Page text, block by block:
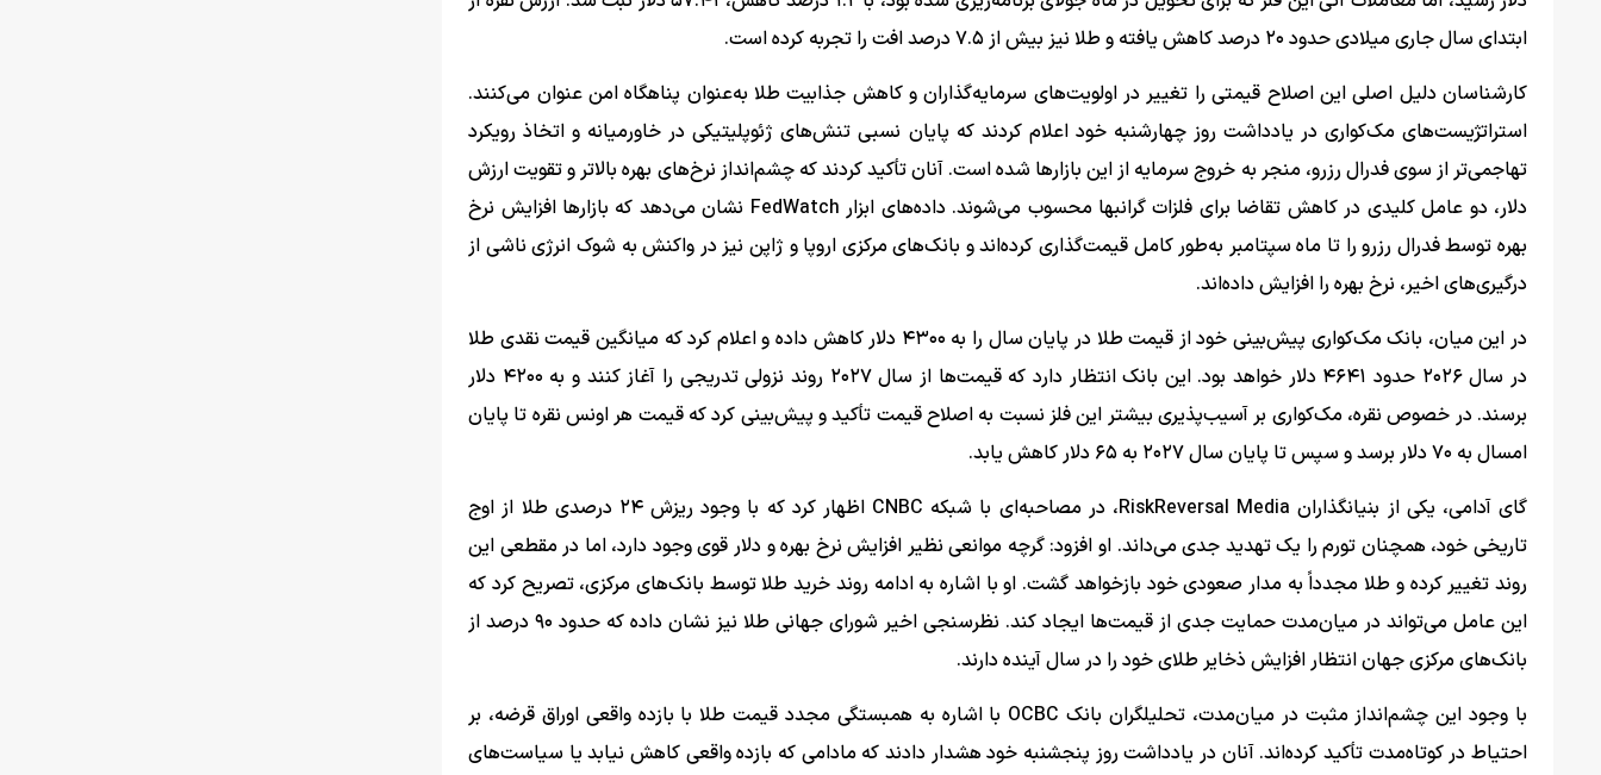
ابتدای سال جاری میلادی حدود ۲۰ درصد کاهش یافته و طلا نیز بیش از ۷.۵ درصد افت را تجربه کرده است.
کارشناسان دلیل اصلی این اصلاح قیمتی را تغییر در اولویت‌های سرمایه‌گذاران و کاهش جذابیت طلا به‌عنوان پناهگاه امن عنوان می‌کنند.
استراتژیست‌های مک‌کواری در یادداشت روز چهارشنبه خود اعلام کردند که پایان نسبی تنش‌های ژئوپلیتیکی در خاورمیانه و اتخاذ رویکرد
تهاجمی‌تر از سوی فدرال رزرو، منجر به خروج سرمایه از این بازارها شده است. آنان تأکید کردند که چشم‌انداز نرخ‌های بهره بالاتر و تقویت ارزش
دلار، دو عامل کلیدی در کاهش تقاضا برای فلزات گرانبها محسوب می‌شوند. داده‌های ابزار FedWatch نشان می‌دهد که بازارها افزایش نرخ
بهره توسط فدرال رزرو را تا ماه سپتامبر به‌طور کامل قیمت‌گذاری کرده‌اند و بانک‌های مرکزی اروپا و ژاپن نیز در واکنش به شوک انرژی ناشی از
درگیری‌های اخیر، نرخ بهره را افزایش داده‌اند.
در این میان، بانک مک‌کواری پیش‌بینی خود از قیمت طلا در پایان سال را به ۴۳۰۰ دلار کاهش داده و اعلام کرد که میانگین قیمت نقدی طلا
در سال ۲۰۲۶ حدود ۴۶۴۱ دلار خواهد بود. این بانک انتظار دارد که قیمت‌ها از سال ۲۰۲۷ روند نزولی تدریجی را آغاز کنند و به ۴۲۰۰ دلار
برسند. در خصوص نقره، مک‌کواری بر آسیب‌پذیری بیشتر این فلز نسبت به اصلاح قیمت تأکید و پیش‌بینی کرد که قیمت هر اونس نقره تا پایان
امسال به ۷۰ دلار برسد و سپس تا پایان سال ۲۰۲۷ به ۶۵ دلار کاهش یابد.
گای آدامی، یکی از بنیانگذاران RiskReversal Media، در مصاحبه‌ای با شبکه CNBC اظهار کرد که با وجود ریزش ۲۴ درصدی طلا از اوج
تاریخی خود، همچنان تورم را یک تهدید جدی می‌داند. او افزود: گرچه موانعی نظیر افزایش نرخ بهره و دلار قوی وجود دارد، اما در مقطعی این
روند تغییر کرده و طلا مجدداً به مدار صعودی خود بازخواهد گشت. او با اشاره به ادامه روند خرید طلا توسط بانک‌های مرکزی، تصریح کرد که
این عامل می‌تواند در میان‌مدت حمایت جدی از قیمت‌ها ایجاد کند. نظرسنجی اخیر شورای جهانی طلا نیز نشان داده که حدود ۹۰ درصد از
بانک‌های مرکزی جهان انتظار افزایش ذخایر طلای خود را در سال آینده دارند.
با وجود این چشم‌انداز مثبت در میان‌مدت، تحلیلگران بانک OCBC با اشاره به همبستگی مجدد قیمت طلا با بازده واقعی اوراق قرضه، بر
احتیاط در کوتاه‌مدت تأکید کرده‌اند. آنان در یادداشت روز پنجشنبه خود هشدار دادند که مادامی که بازده واقعی کاهش نیابد یا سیاست‌های